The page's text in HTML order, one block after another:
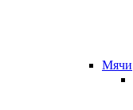
Мячи